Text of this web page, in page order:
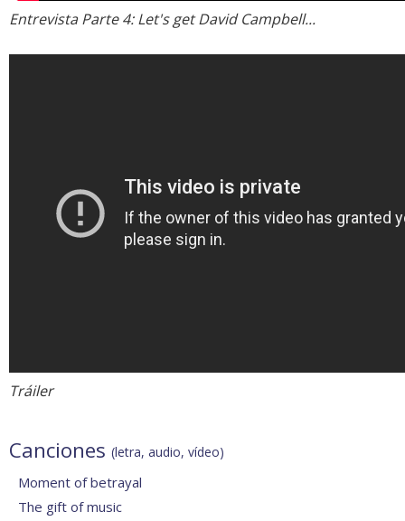
Entrevista Parte 4: Let's get David Campbell...
Tráiler
Canciones (letra, audio, vídeo)
Moment of betrayal
The gift of music